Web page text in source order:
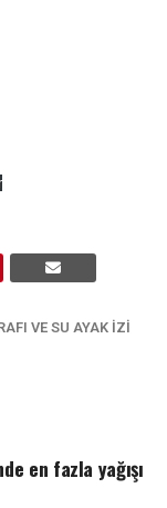
VE SU AYAK IZI
en fazla yağışı